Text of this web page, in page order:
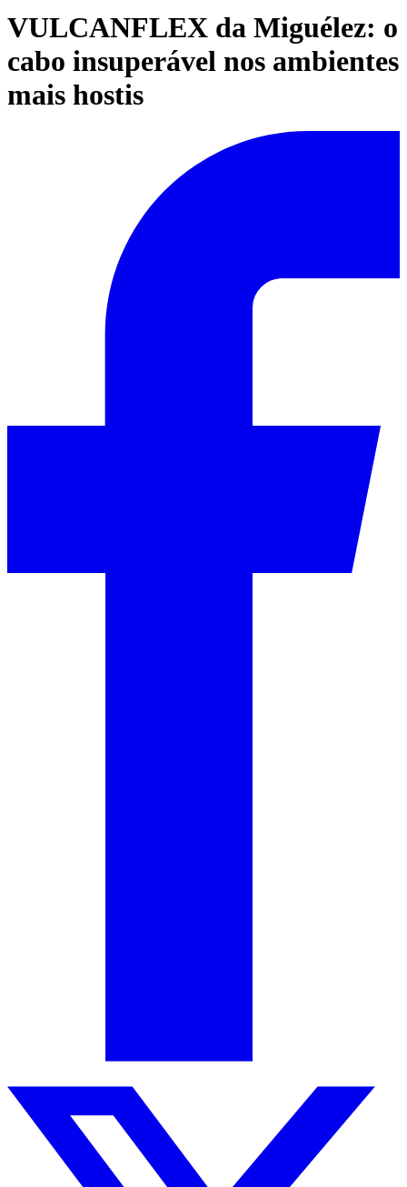
VULCANFLEX da Miguélez: o
cabo insuperável nos ambientes
mais hostis